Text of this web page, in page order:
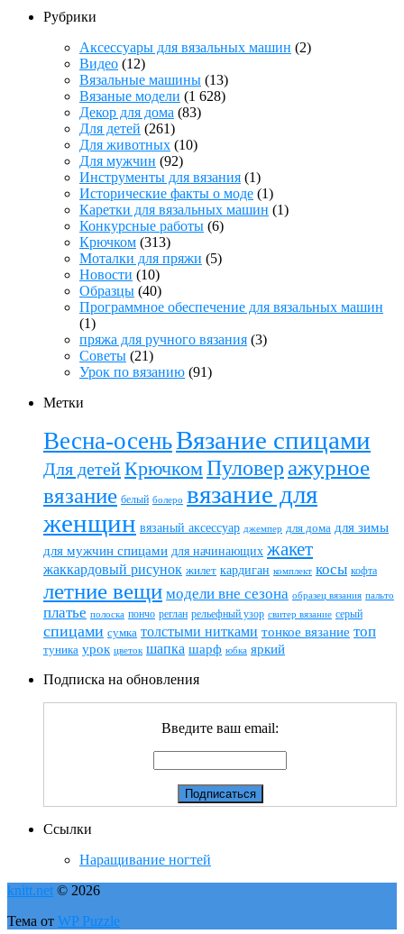
Рубрики
Аксессуары для вязальных машин (2)
Видео (12)
Вязальные машины (13)
Вязаные модели (1 628)
Декор для дома (83)
Для детей (261)
Для животных (10)
Для мужчин (92)
Инструменты для вязания (1)
Исторические факты о моде (1)
Каретки для вязальных машин (1)
Конкурсные работы (6)
Крючком (313)
Моталки для пряжи (5)
Новости (10)
Образцы (40)
Программное обеспечение для вязальных машин
(1)
пряжа для ручного вязания (3)
Советы (21)
Урок по вязанию (91)
Метки
Весна-осеньВязание спицами
Для детейКрючкомПуловер ажурное
вязание белый болеро вязание для
женщин вязаный аксессуар джемпер для дома для зимы
для мужчин спицами для начинающих жакет
жаккардовый рисунок жилет кардиган комплект косы кофта
летние вещи модели вне сезона образец вязания пальто
платье полоска пончо реглан рельефный узор свитер вязание серый
спицами сумка толстыми нитками тонкое вязание топ
туника урок цветок шапка шарф юбка яркий
Подписка на обновления
Введите ваш email:
Ссылки
Наращивание ногтей
knitt.net © 2026
Тема от WP Puzzle